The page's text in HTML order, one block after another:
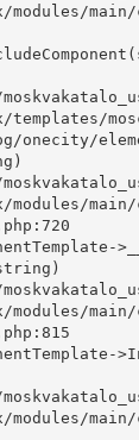
main/
main/
main/
main/